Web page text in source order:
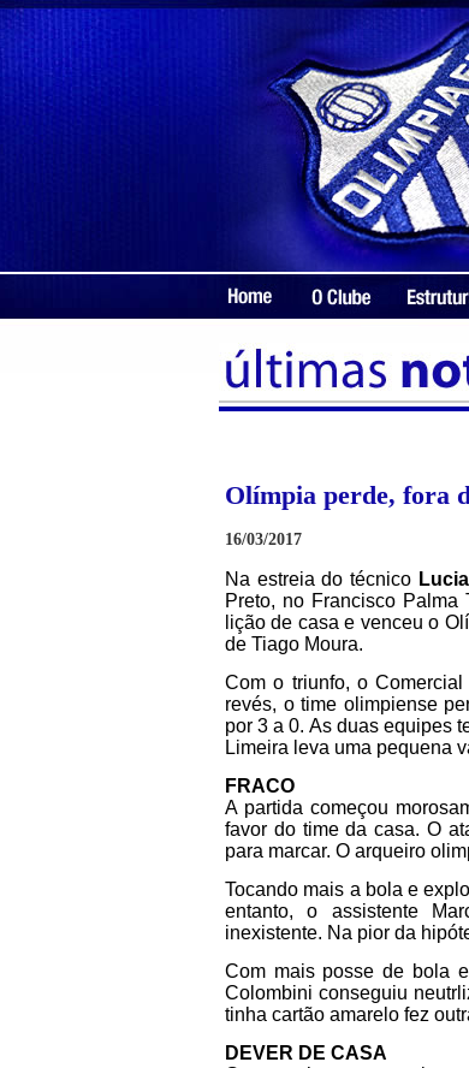
Olímpia perde, fora
16/03/2017
Na estreia do técnico
Preto, no Francisco Palma
lição de casa e venceu o
de Tiago Moura.
Com o triunfo, o
revés, o time olimpiense
por 3 a 0. As duas equipes
Limeira leva uma pequena
FRACO
A partida começou
favor do time da casa. O
para marcar. O arqueiro
Tocando mais a bola e
entanto, o assistente
inexistente. Na pior da
Com mais posse de bola
Colombini conseguiu
tinha cartão amarelo fez
DEVER DE CASA